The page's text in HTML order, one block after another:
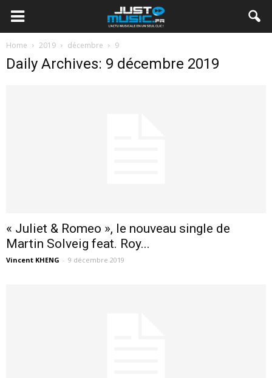
Home 2019 décembre 9
Daily Archives: 9 décembre 2019
« Juliet & Romeo », le nouveau single de
Martin Solveig feat. Roy...
Vincent KHENG - 9 décembre 2019